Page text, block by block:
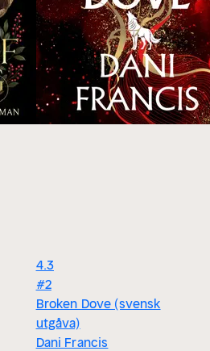
4.3
#2
Broken Dove (svensk
utgåva)
Dani Francis